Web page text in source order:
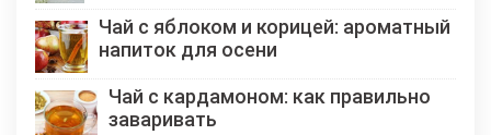
Чай с яблоком и корицей: ароматный
напиток для осени
Чай с кардамоном: как правильно
заваривать